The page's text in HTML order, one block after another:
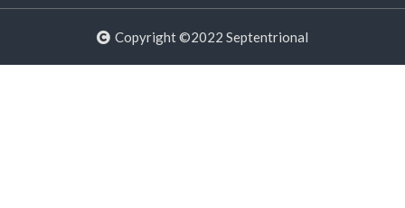
Copyright ©2022 Septentrional